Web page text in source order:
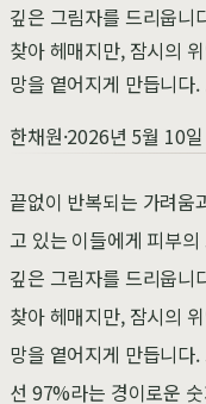
깊은 그림자를 드리웁니
찾아 헤매지만, 잠시의
망을 옅어지게 만듭니다.
한채원·2026년 5월 10일
끝없이 반복되는 가려움
고 있는 이들에게 피부
깊은 그림자를 드리웁니
찾아 헤매지만, 잠시의
망을 옅어지게 만듭니다
선 97%라는 경이로운